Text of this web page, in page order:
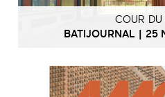
COUR DU
BATIJOURNAL | 25